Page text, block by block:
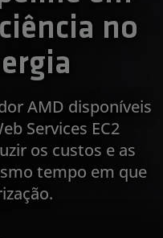
no
AMD disponíveis
Services EC2
os custos e as
tempo em que